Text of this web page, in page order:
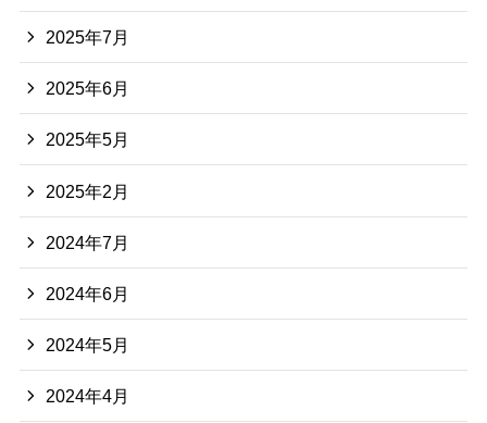
2025年7月
2025年6月
2025年5月
2025年2月
2024年7月
2024年6月
2024年5月
2024年4月